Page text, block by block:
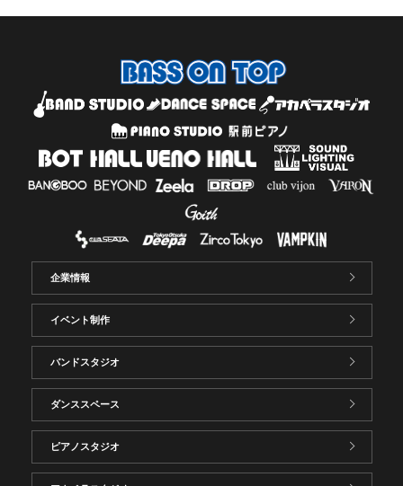
企業情報
イベント制作
バンドスタジオ
ダンススペース
ピアノスタジオ